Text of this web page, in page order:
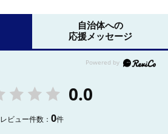
自治体への
応援メッセージ
0.0
レビュー件数：0件